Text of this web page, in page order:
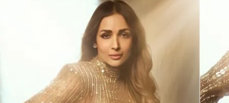
नहीं,
है